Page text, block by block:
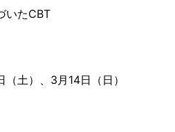
いたCBT
土）、3月14日（日）